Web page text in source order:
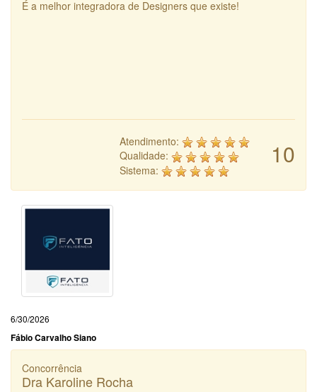
É a melhor integradora de Designers que existe!
10
Atendimento:
Qualidade:
Sistema:
6/30/2026
Fábio Carvalho Siano
Concorrência
Dra Karoline Rocha